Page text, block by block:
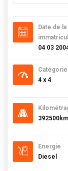
Date de
04 03
Catégorie
4 x 4
392500km
Energie
Diesel